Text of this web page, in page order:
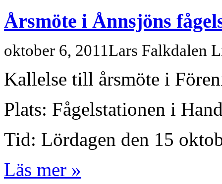
Årsmöte i Ånnsjöns
oktober 6, 2011Lars Falkdalen
Kallelse till årsmöte i
Plats: Fågelstationen i
Tid: Lördagen den 15
Läs mer »